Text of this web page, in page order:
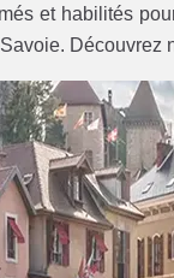
et habilités
Découvrez